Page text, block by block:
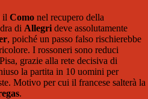
il Como nel recupero della
di Allegri deve assolutamente
, poiché un passo falso rischierebbe
I rossoneri sono reduci
grazie alla rete decisiva di
la partita in 10 uomini per
Motivo per cui il francese salterà la
.